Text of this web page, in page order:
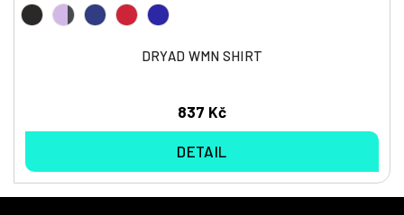
DRYAD WMN SHIRT
837 Kč
DETAIL